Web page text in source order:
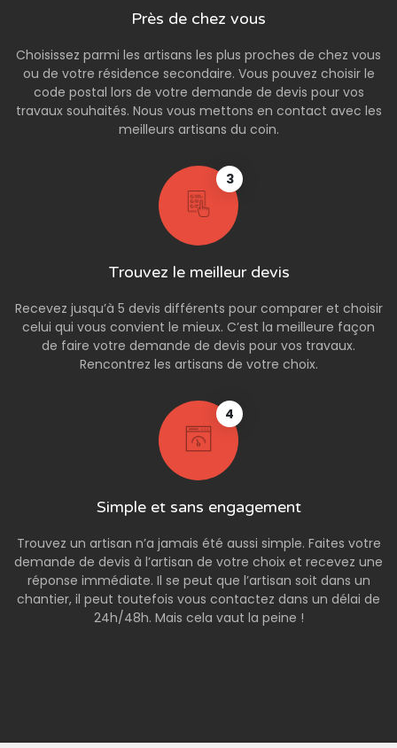
Près de chez vous
Choisissez parmi les artisans les plus proches de chez vous
ou de votre résidence secondaire. Vous pouvez choisir le
code postal lors de votre demande de devis pour vos
travaux souhaités. Nous vous mettons en contact avec les
meilleurs artisans du coin.
3
Trouvez le meilleur devis
Recevez jusqu’à 5 devis différents pour comparer et choisir
celui qui vous convient le mieux. C’est la meilleure façon
de faire votre demande de devis pour vos travaux.
Rencontrez les artisans de votre choix.
4
Simple et sans engagement
Trouvez un artisan n’a jamais été aussi simple. Faites votre
demande de devis à l’artisan de votre choix et recevez une
réponse immédiate. Il se peut que l’artisan soit dans un
chantier, il peut toutefois vous contactez dans un délai de
24h/48h. Mais cela vaut la peine !